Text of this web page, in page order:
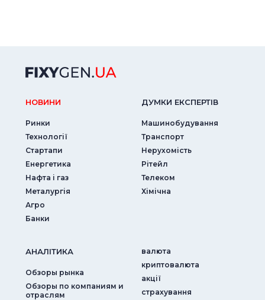
НОВИНИ
Ринки
Технології
Стартапи
Енергетика
Нафта і газ
Металургія
Агро
Банки
ДУМКИ ЕКСПЕРТIВ
Машинобудування
Транспорт
Нерухомість
Рітейл
Телеком
Хімічна
АНАЛIТИКА
Обзоры рынка
Обзоры по компаниям и
отраслям
валюта
криптовалюта
акції
страхування